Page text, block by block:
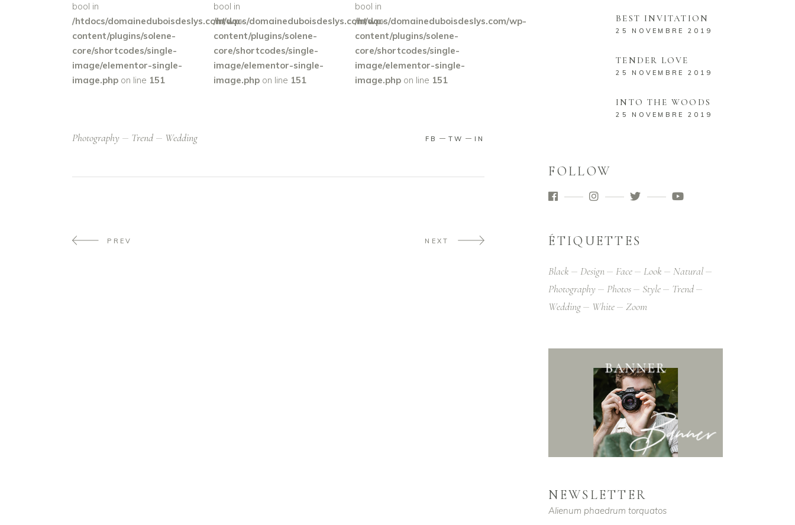
bool in
/htdocs/domaineduboisdeslys.com/wp-
content/plugins/solene-
core/shortcodes/single-
image/elementor-single-
image.php on line 151
bool in
/htdocs/domaineduboisdeslys.com/wp-
content/plugins/solene-
core/shortcodes/single-
image/elementor-single-
image.php on line 151
bool in
/htdocs/domaineduboisdeslys.com/wp-
content/plugins/solene-
core/shortcodes/single-
image/elementor-single-
image.php on line 151
Photography Trend Wedding FB TW IN
PREV NEXT
BEST INVITATION
25 NOVEMBRE 2019
TENDER LOVE
25 NOVEMBRE 2019
INTO THE WOODS
25 NOVEMBRE 2019
FOLLOW
ÉTIQUETTES
Black Design Face Look
Natural
Photography
Photos Style
Trend
Wedding
White Zoom
NEWSLETTER
Alienum phaedrum torquatos